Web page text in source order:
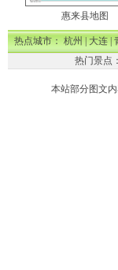
惠来县地图
热点城市：杭州|大连|
热门景点：
本站部分图文